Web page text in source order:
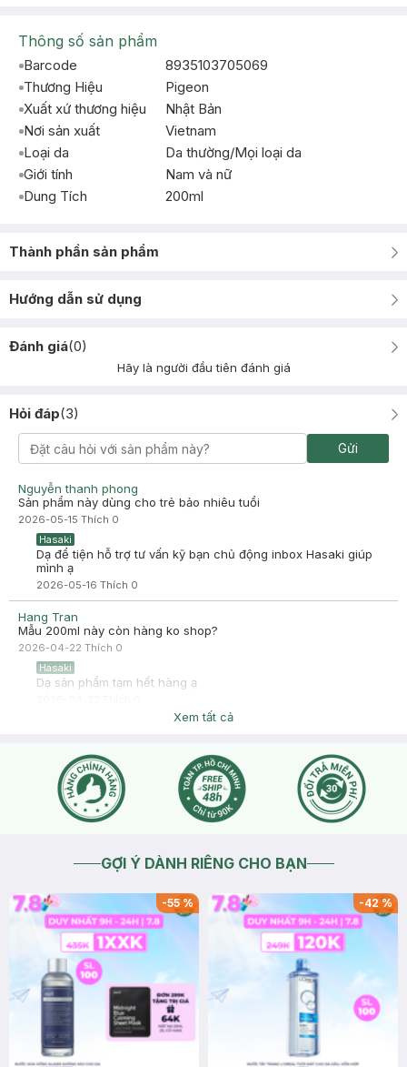
Thông số sản phẩm
Barcode
8935103705069
Thương Hiệu
Pigeon
Xuất xứ thương hiệu
Nhật Bản
Nơi sản xuất
Vietnam
Loại da
Da thường/Mọi loại da
Giới tính
Nam và nữ
Dung Tích
200ml
Thành phần sản phẩm
Hướng dẫn sử dụng
Đánh giá(0)
Hãy là người đầu tiên đánh giá
Hỏi đáp(3)
Gửi
Nguyễn thanh phong
Sản phẩm này dùng cho trẻ bảo nhiêu tuổi
2026-05-15 Thích 0
Hasaki
Dạ để tiện hỗ trợ tư vấn kỹ bạn chủ động inbox Hasaki giúp
mình ạ
2026-05-16 Thích 0
Hang Tran
Mẫu 200ml này còn hàng ko shop?
2026-04-22 Thích 0
Hasaki
Dạ sản phẩm tạm hết hàng ạ
Xem tất cả
GỢI Ý DÀNH RIÊNG CHO BẠN
-55% -42%